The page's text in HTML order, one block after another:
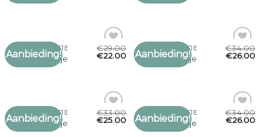
Aanbieding!
Toevoegen
BOEREN SJAALTJE
boeren sjaaltje
€29.00
€22.00 Aanbieding!
Toevoegen
BOEREN SJAALTJE
boeren sjaaltje
€34.00
€26.00
Aanbieding!
Toevoegen
BOEREN SJAALTJE
boeren sjaaltje
€33.00
€25.00 Aanbieding!
Toevoegen
BOEREN SJAALTJE
boeren sjaaltje
€34.00
€26.00